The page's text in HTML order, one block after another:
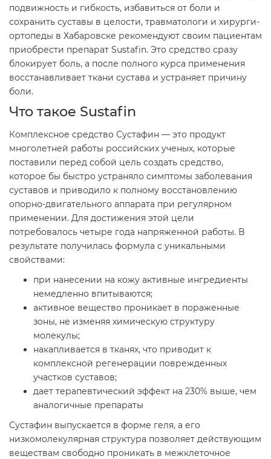
подвижность и гибкость, избавиться от боли и
сохранить суставы в целости, травматологи и хирурги-
ортопеды в Хабаровске рекомендуют своим пациентам
приобрести препарат Sustafin. Это средство сразу
блокирует боль, а после полного курса применения
восстанавливает ткани сустава и устраняет причину
боли.
Что такое Sustafin
Комплексное средство Сустафин — это продукт
многолетней работы российских ученых, которые
поставили перед собой цель создать средство,
которое бы быстро устраняло симптомы заболевания
суставов и приводило к полному восстановлению
опорно-двигательного аппарата при регулярном
применении. Для достижения этой цели
потребовалось четыре года напряженной работы. В
результате получилась формула с уникальными
свойствами:
при нанесении на кожу активные ингредиенты
немедленно впитываются;
активное вещество проникает в пораженные
зоны, не изменяя химическую структуру
молекулы;
накапливается в тканях, что приводит к
комплексной регенерации поврежденных
участков суставов;
дает терапевтический эффект на 230% выше, чем
аналогичные препараты
Сустафин выпускается в форме геля, а его
низкомолекулярная структура позволяет действующим
веществам свободно проникать в межклеточное